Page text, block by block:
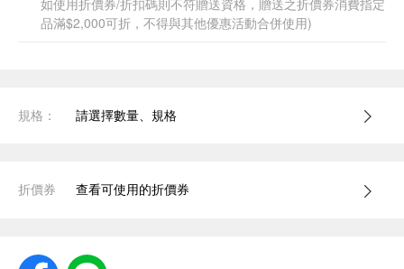
如使用折價券/折扣碼則不符贈送資格，贈送之折價券消費指定
品滿$2,000可折，不得與其他優惠活動合併使用)
規格： 請選擇數量、規格
折價券 查看可使用的折價券